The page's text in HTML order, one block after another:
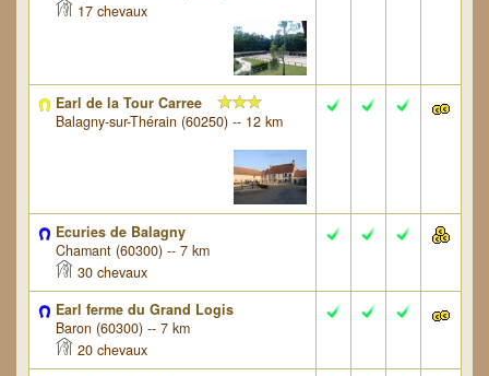
17 chevaux
Earl de la Tour Carree
Balagny-sur-Thérain (60250) -- 12 km
Ecuries de Balagny
Chamant (60300) -- 7 km
30 chevaux
Earl ferme du Grand Logis
Baron (60300) -- 7 km
20 chevaux